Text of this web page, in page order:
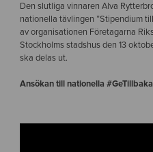
Den slutliga vinnaren Alva
nationella tävlingen ”Stipendium
av organisationen Företagarna
Stockholms stadshus den 13
ska delas ut.
Ansökan till nationella